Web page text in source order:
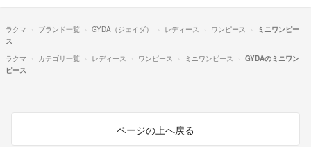
ラクマ ブランド一覧 GYDA（ジェイダ） レディース ワンピース
ミニワンピー
ス
ラクマ
カテゴリ一覧 レディース ワンピース ミニワンピース
GYDAのミニワン
ピース
ページの上へ戻る